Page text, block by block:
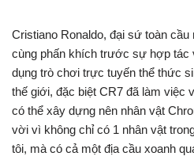
Cristiano Ronaldo, đại sứ toàn
cùng phấn khích trước sự hợp tác
dụng trò chơi trực tuyến thể thức
thế giới, đặc biệt CR7 đã làm việc
có thể xây dựng nên nhân vật
vời vì không chỉ có 1 nhân vật
tôi, mà có cả một địa cầu xoanh